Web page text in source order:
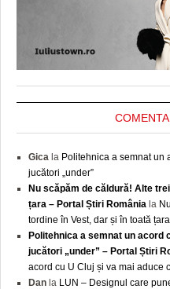
Gica la Politehnica a semnat un
jucători „under”
Nu scăpăm de căldură! Alte
țara – Portal Știri România la
tordine în Vest, dar și în toată țara
Politehnica a semnat un acord
jucători „under” – Portal Știri
acord cu U Cluj și va mai aduce
Dan la LUN – Designul care